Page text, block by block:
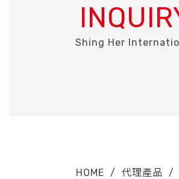
Shing Her
HOME / 代理產品 /